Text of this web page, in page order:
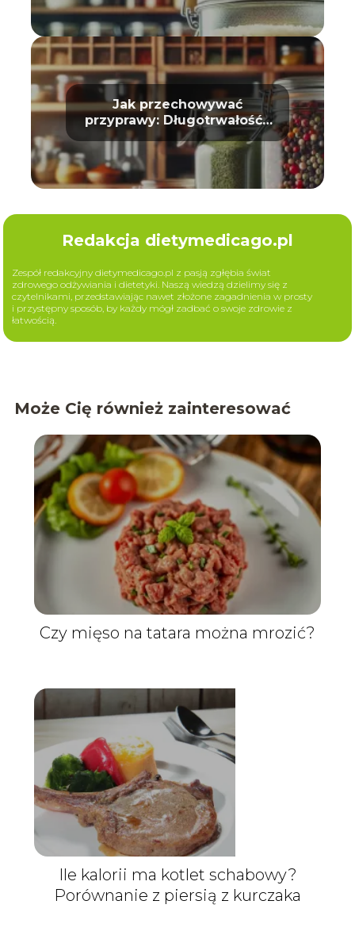
Jak przechowywać
przyprawy: Długotrwałość i
aromat
Redakcja dietymedicago.pl
Zespół redakcyjny dietymedicago.pl z pasją zgłębia świat
zdrowego odżywiania i dietetyki. Naszą wiedzą dzielimy się z
czytelnikami, przedstawiając nawet złożone zagadnienia w prosty
i przystępny sposób, by każdy mógł zadbać o swoje zdrowie z
łatwością.
Może Cię również zainteresować
Czy mięso na tatara można mrozić?
Ile kalorii ma kotlet schabowy?
Porównanie z piersią z kurczaka